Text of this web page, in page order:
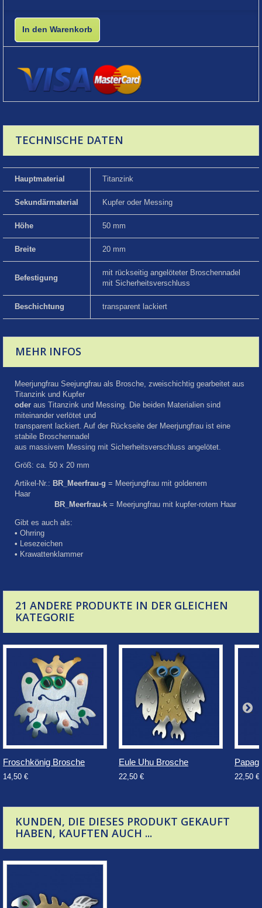
In den Warenkorb
TECHNISCHE DATEN
Hauptmaterial Titanzink
Sekundärmaterial Kupfer oder Messing
Höhe 50 mm
Breite 20 mm
Befestigung
mit rückseitig angelöteter Broschennadel
mit Sicherheitsverschluss
Beschichtung transparent lackiert
MEHR INFOS
Meerjungfrau Seejungfrau als Brosche, zweischichtig gearbeitet aus
Titanzink und Kupfer
oder aus Titanzink und Messing. Die beiden Materialien sind
miteinander verlötet und
transparent lackiert. Auf der Rückseite der Meerjungfrau ist eine
stabile Broschennadel
aus massivem Messing mit Sicherheitsverschluss angelötet.
Größ: ca. 50 x 20 mm
Artikel-Nr.: BR_Meerfrau-g = Meerjungfrau mit goldenem
Haar
BR_Meerfrau-k = Meerjungfrau mit kupfer-rotem Haar
Gibt es auch als:
• Ohrring
• Lesezeichen
• Krawattenklammer
21 ANDERE PRODUKTE IN DER GLEICHEN
KATEGORIE
Froschkönig Brosche
14,50 €
Eule Uhu Brosche
22,50 € 22,50 €
KUNDEN, DIE DIESES PRODUKT GEKAUFT
HABEN, KAUFTEN AUCH ...